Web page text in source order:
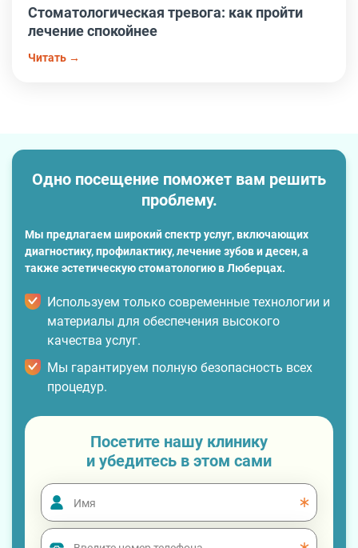
Стоматологическая тревога: как пройти
лечение спокойнее
Читать →
Одно посещение поможет вам решить
проблему.
Мы предлагаем широкий спектр услуг, включающих
диагностику, профилактику, лечение зубов и десен, а
также эстетическую стоматологию в Люберцах.
Используем только современные технологии и
материалы для обеспечения высокого
качества услуг.
Мы гарантируем полную безопасность всех
процедур.
Посетите нашу клинику
и убедитесь в этом сами